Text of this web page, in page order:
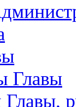
Главы
Главы,